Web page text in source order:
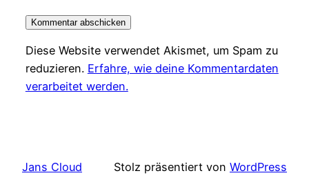
Diese Website verwendet Akismet, um Spam zu
reduzieren. Erfahre, wie deine Kommentardaten
verarbeitet werden.
Jans Cloud Stolz präsentiert von WordPress